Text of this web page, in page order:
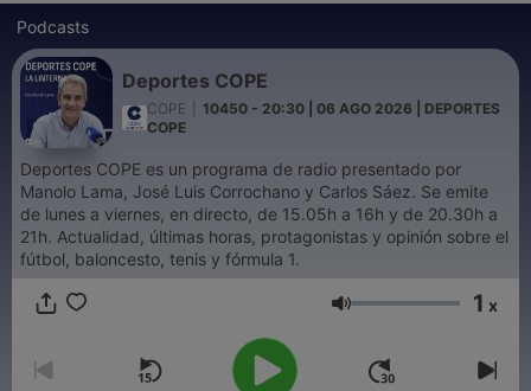
Podcasts
Deportes COPE
COPE
10450 - 20:30 | 06 AGO 2026 | DEPORTES
COPE
Deportes COPE es un programa de radio presentado por
Manolo Lama, José Luis Corrochano y Carlos Sáez. Se emite
de lunes a viernes, en directo, de 15.05h a 16h y de 20.30h a
21h. Actualidad, últimas horas, protagonistas y opinión sobre el
fútbol, baloncesto, tenis y fórmula 1.
Volumen 1 x